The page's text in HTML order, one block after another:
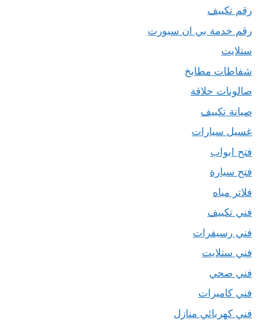
رقم تكييف
رقم خدمة بي ان سبورت
ستلايت
شفاطات مطابخ
صالونات حلاقة
صيانة تكييف
غسيل سيارات
فتح ابواب
فتح سيارة
فلاتر مياه
فني تكييف
فني رسيفرات
فني ستلايت
فني صحي
فني كاميرات
فني كهربائي منازل